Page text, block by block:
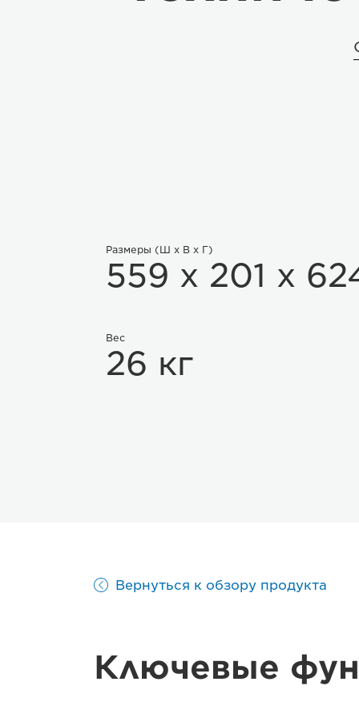
Размеры (Ш х В х Г)
559 x 201 x
Вес
26 кг
Вернуться к обзору продукта
Ключевые